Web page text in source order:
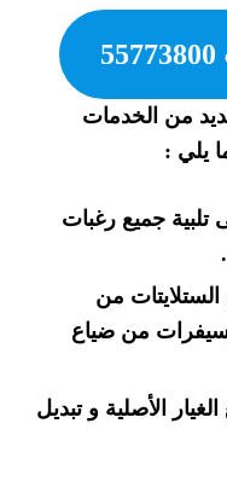
من الخدمات
يلي :
جميع رغبات
من
من ضياع
الأصلية و تبديل